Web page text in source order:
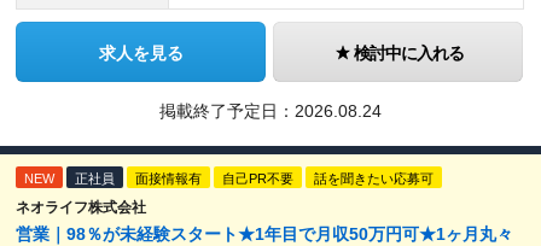
求人を見る 検討中に入れる
掲載終了予定日： 2026.08.24
NEW 正社員 面接情報有 自己PR不要 話を聞きたい応募可
ネオライフ株式会社
営業｜98％が未経験スタート★1年目で月収50万円可★1ヶ月丸々